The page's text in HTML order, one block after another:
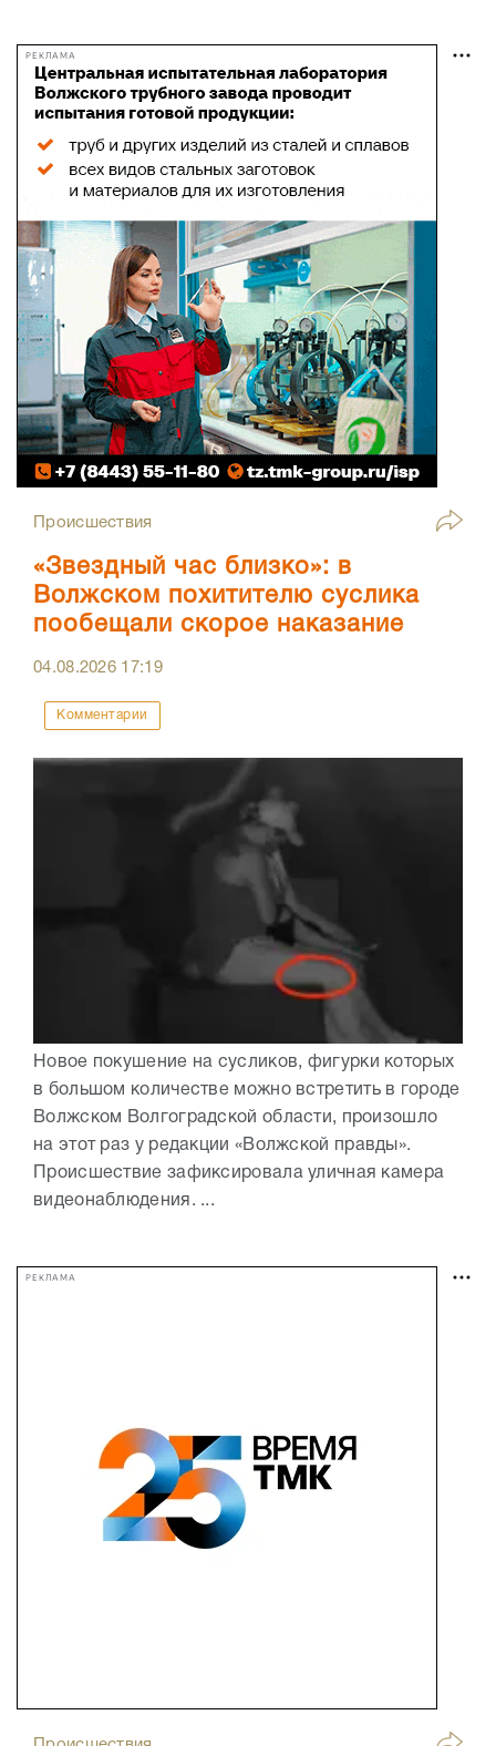
РЕКЛАМА
Происшествия
«Звездный час близко»: в
Волжском похитителю суслика
пообещали скорое наказание
04.08.2026 17:19
Комментарии
Новое покушение на сусликов, фигурки которых
в большом количестве можно встретить в городе
Волжском Волгоградской области, произошло
на этот раз у редакции «Волжской правды».
Происшествие зафиксировала уличная камера
видеонаблюдения. ...
РЕКЛАМА